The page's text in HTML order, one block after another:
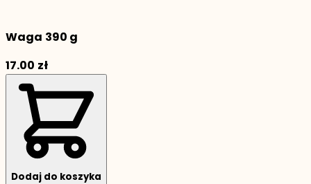
Waga 390 g
17.00 zł
Dodaj do koszyka